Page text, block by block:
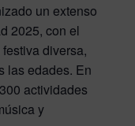
un extenso
2025, con el
diversa,
las edades. En
actividades
y